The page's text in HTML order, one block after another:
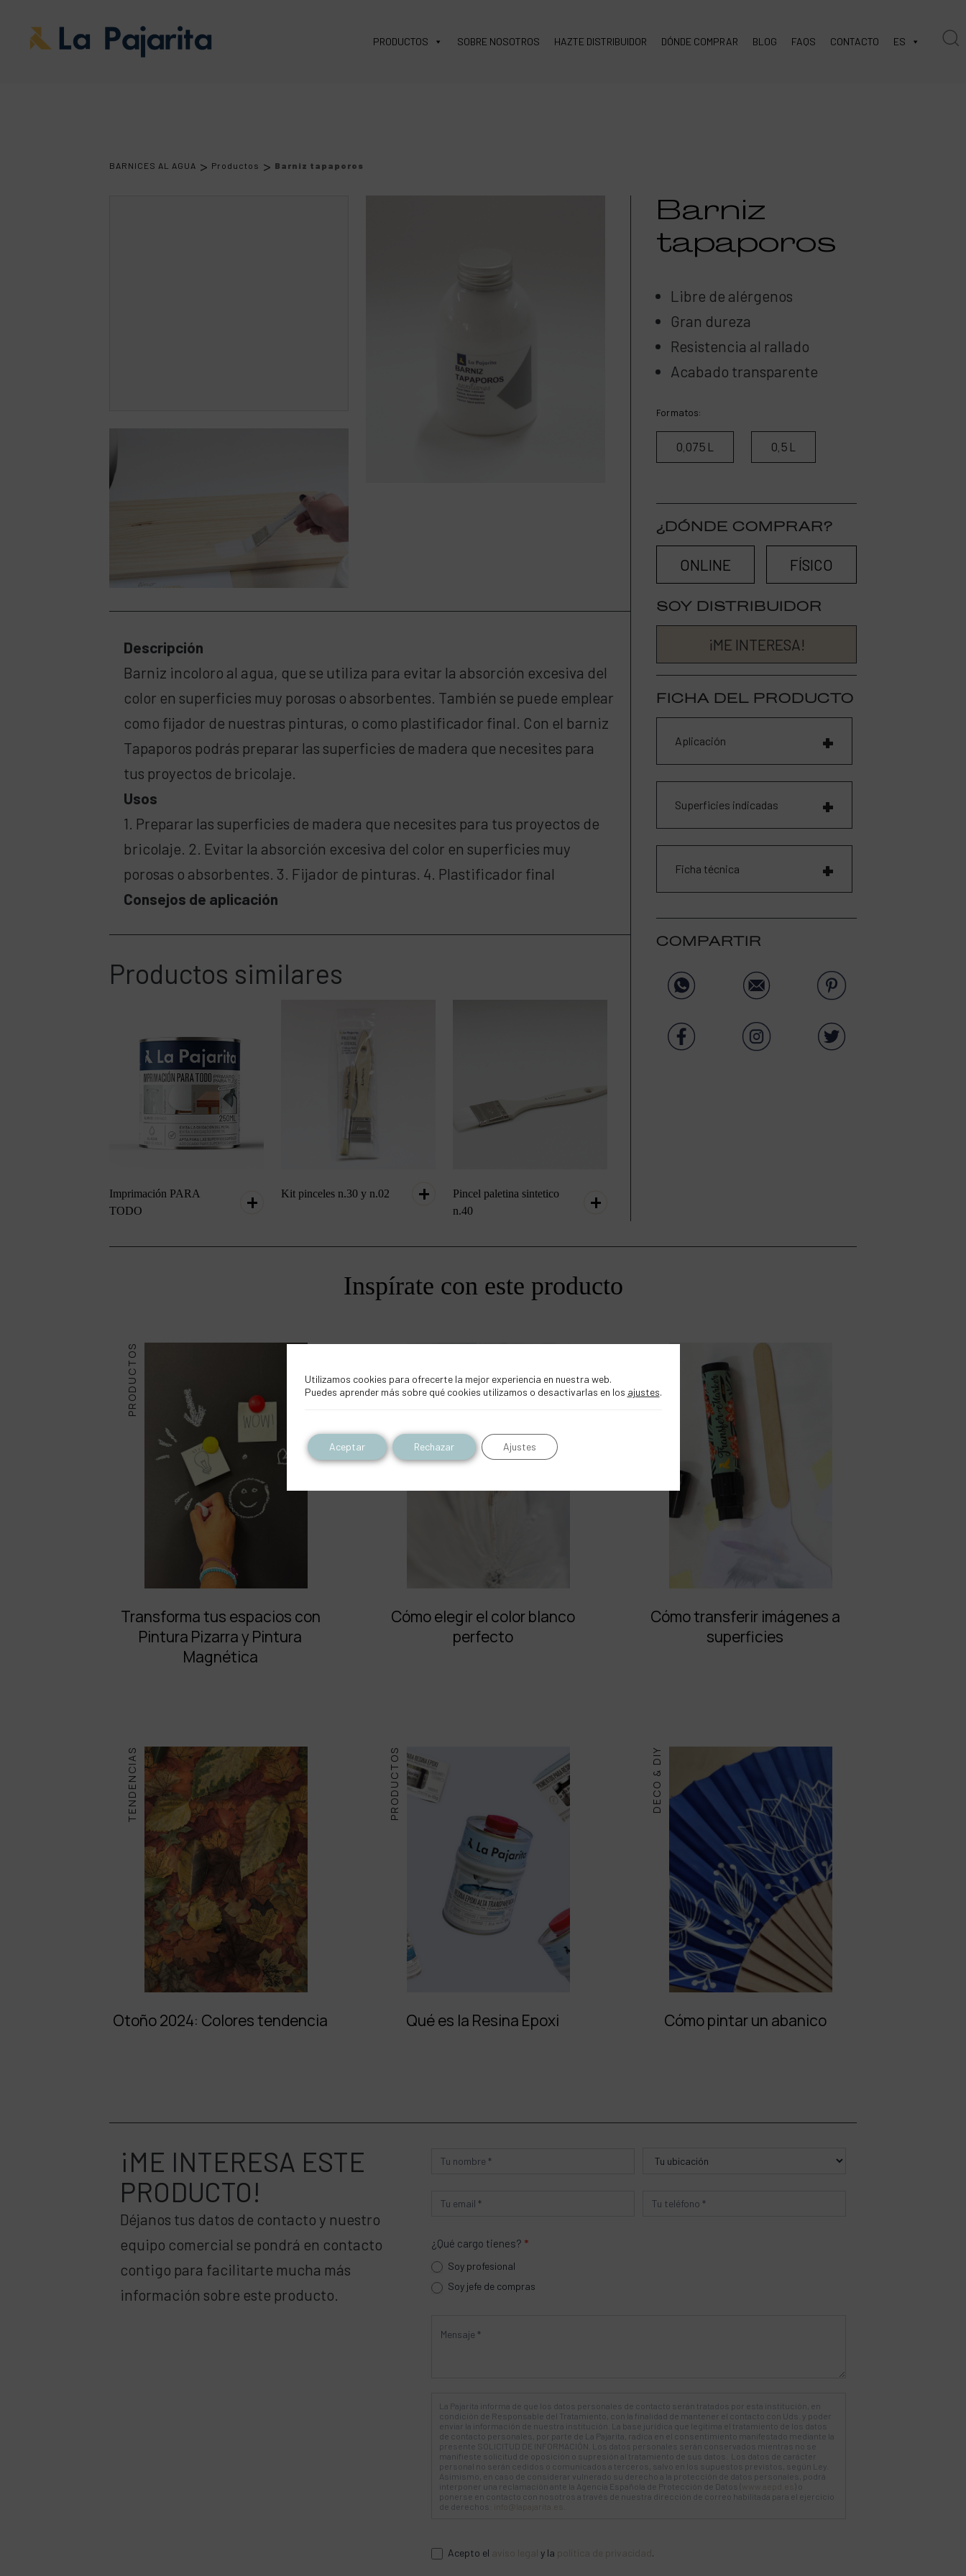
PRODUCTOS SOBRE NOSOTROS HAZTE DISTRIBUIDOR DÓNDE COMPRAR BLOG FAQS CONTACTO ES
BARNICES AL AGUA > Productos > Barniz tapaporos
Descripción
Barniz incoloro al agua, que se utiliza para evitar la absorción excesiva del
color en superficies muy porosas o absorbentes. También se puede emplear
como fijador de nuestras pinturas, o como plastificador final. Con el barniz
Tapaporos podrás preparar las superficies de madera que necesites para
tus proyectos de bricolaje.
Usos
1. Preparar las superficies de madera que necesites para tus proyectos de
bricolaje. 2. Evitar la absorción excesiva del color en superficies muy
porosas o absorbentes. 3. Fijador de pinturas. 4. Plastificador final
Consejos de aplicación
Productos similares
Imprimación PARA
TODO
Kit pinceles n.30 y n.02
Pincel paletina sintetico
n.40
Barniz
tapaporos
Libre de alérgenos
Gran dureza
Resistencia al rallado
Acabado transparente
Formatos:
0,075 L 0,5 L
¿DÓNDE COMPRAR?
ONLINE FÍSICO
SOY DISTRIBUIDOR
¡ME INTERESA!
FICHA DEL PRODUCTO
Aplicación
Superficies indicadas
Ficha técnica
COMPARTIR
Inspírate con este producto
PRODUCTOS
Transforma tus espacios con
Pintura Pizarra y Pintura
Magnética
BELLAS ARTES
Cómo elegir el color blanco
perfecto
Cómo transferir imágenes a
superficies
TENDENCIAS
Otoño 2024: Colores tendencia
PRODUCTOS
Qué es la Resina Epoxi
DECO & DIY
Cómo pintar un abanico
¡ME INTERESA ESTE
PRODUCTO!
Déjanos tus datos de contacto y nuestro
equipo comercial se pondrá en contacto
contigo para facilitarte mucha más
información sobre este producto.
Producto
¿Qué cargo tienes? *
Soy profesional
Soy jefe de compras
La Pajarita informa de que los datos personales de contacto serán tratados por esta institución, en
condición de Responsable del Tratamiento, con la finalidad de mantener el contacto con Uds. y poder
enviar la información de nuestra institución. La base jurídica que legitima el tratamiento de los datos
de contacto personales, por parte de La Pajarita, radica en el consentimiento manifestado mediante la
presente SOLICITUD DE INFORMACIÓN. Los datos personales serán conservados mientras no se
manifieste solicitud de oposición o supresión al tratamiento de sus datos. Los datos de carácter
personal no serán cedidos o comunicados a terceros, salvo en los supuestos previstos, según Ley.
Asimismo, en caso de considerar vulnerado su derecho a la protección de datos personales, podrá
interponer una reclamación ante la Agencia Española de Protección de Datos (
) o
ponerse en contacto con nosotros a través de nuestra dirección de correo habilitada para el ejercicio
de derechos:
Acepto el y la .
Utilizamos cookies para ofrecerte la mejor experiencia en nuestra web.
Puedes aprender más sobre qué cookies utilizamos o desactivarlas en los ajustes.
Aceptar Rechazar Ajustes